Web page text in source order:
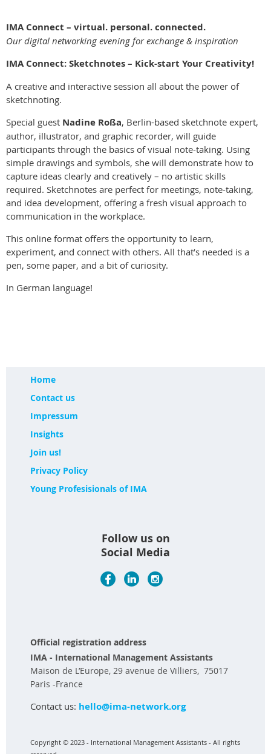
IMA Connect – virtual. personal. connected.
Our digital networking evening for exchange & inspiration
IMA Connect: Sketchnotes – Kick-start Your Creativity!
A creative and interactive session all about the power of
sketchnoting.
Special guest Nadine Roßa, Berlin-based sketchnote expert,
author, illustrator, and graphic recorder, will guide
participants through the basics of visual note-taking. Using
simple drawings and symbols, she will demonstrate how to
capture ideas clearly and creatively – no artistic skills
required. Sketchnotes are perfect for meetings, note-taking,
and idea development, offering a fresh visual approach to
communication in the workplace.
This online format offers the opportunity to learn,
experiment, and connect with others. All that’s needed is a
pen, some paper, and a bit of curiosity.
In German language!
Home
Contact us
Impressum
Insights
Join us!
Privacy Policy
Young Profesisionals of IMA
Follow us on
Social Media
Official registration address
IMA - International Management Assistants
Maison de L’Europe, 29 avenue de Villiers, 75017
Paris -France
Contact us: hello@ima-network.org
Copyright © 2023 - International Management Assistants - All rights